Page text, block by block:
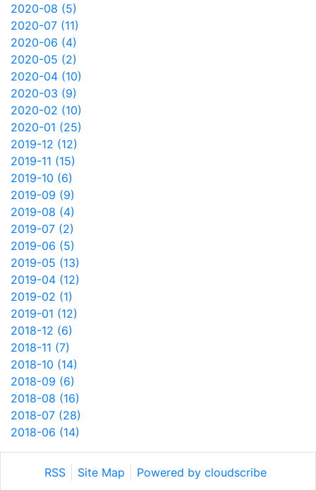
2020-08 (5)
2020-07 (11)
2020-06 (4)
2020-05 (2)
2020-04 (10)
2020-03 (9)
2020-02 (10)
2020-01 (25)
2019-12 (12)
2019-11 (15)
2019-10 (6)
2019-09 (9)
2019-08 (4)
2019-07 (2)
2019-06 (5)
2019-05 (13)
2019-04 (12)
2019-02 (1)
2019-01 (12)
2018-12 (6)
2018-11 (7)
2018-10 (14)
2018-09 (6)
2018-08 (16)
2018-07 (28)
2018-06 (14)
RSS Site Map Powered by cloudscribe